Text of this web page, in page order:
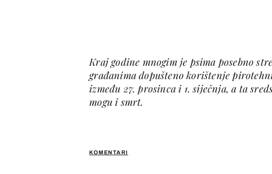
KOMENTARI
Kraj godine mnogim je psima posebno
građanima dopušteno korištenje
između 27. prosinca i 1. siječnja, a ta
mogu i smrt.